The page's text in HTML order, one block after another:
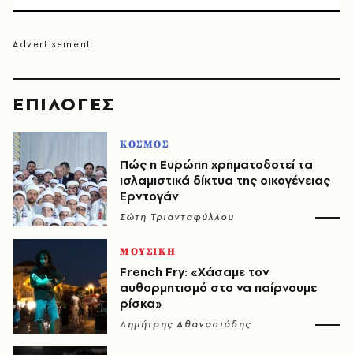
EΠΙΛΟΓΈΣ
ΚΟΣΜΟΣ
Πώς η Ευρώπη χρηματοδοτεί τα
ισλαμιστικά δίκτυα της οικογένειας
Ερντογάν
Σώτη Τριανταφύλλου
ΜΟΥΣΙΚΗ
French Fry: «Χάσαμε τον
αυθορμητισμό στο να παίρνουμε
ρίσκα»
Δημήτρης Αθανασιάδης